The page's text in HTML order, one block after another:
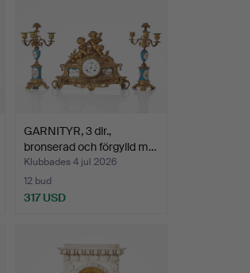
GARNITYR, 3 dlr.,
bronserad och förgylld m…
Klubbades 4 jul 2026
12 bud
317 USD